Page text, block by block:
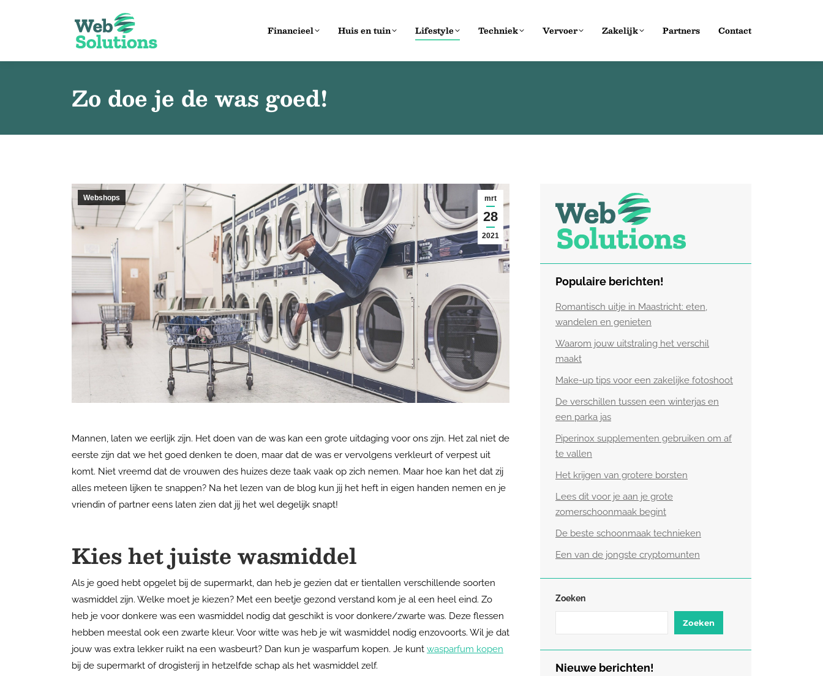
Financieel Huis en tuin Lifestyle Techniek Vervoer Zakelijk Partners Contact
Zo doe je de was goed!
mrt
28
2021
Webshops
Mannen, laten we eerlijk zijn. Het doen van de was kan een grote uitdaging voor ons zijn. Het zal niet de
eerste zijn dat we het goed denken te doen, maar dat de was er vervolgens verkleurt of verpest uit
komt. Niet vreemd dat de vrouwen des huizes deze taak vaak op zich nemen. Maar hoe kan het dat zij
alles meteen lijken te snappen? Na het lezen van de blog kun jij het heft in eigen handen nemen en je
vriendin of partner eens laten zien dat jij het wel degelijk snapt!
Kies het juiste wasmiddel
Als je goed hebt opgelet bij de supermarkt, dan heb je gezien dat er tientallen verschillende soorten
wasmiddel zijn. Welke moet je kiezen? Met een beetje gezond verstand kom je al een heel eind. Zo
heb je voor donkere was een wasmiddel nodig dat geschikt is voor donkere/zwarte was. Deze flessen
hebben meestal ook een zwarte kleur. Voor witte was heb je wit wasmiddel nodig enzovoorts. Wil je dat
jouw was extra lekker ruikt na een wasbeurt? Dan kun je wasparfum kopen. Je kunt wasparfum kopen
bij de supermarkt of drogisterij in hetzelfde schap als het wasmiddel zelf.
Populaire berichten!
Romantisch uitje in Maastricht: eten,
wandelen en genieten
Waarom jouw uitstraling het verschil
maakt
Make-up tips voor een zakelijke fotoshoot
De verschillen tussen een winterjas en
een parka jas
Piperinox supplementen gebruiken om af
te vallen
Het krijgen van grotere borsten
Lees dit voor je aan je grote
zomerschoonmaak begint
De beste schoonmaak technieken
Een van de jongste cryptomunten
Zoeken
Zoeken
Nieuwe berichten!